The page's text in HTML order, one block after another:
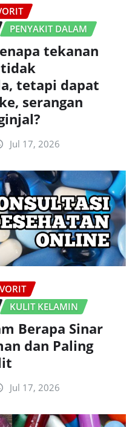
PENYAKIT DALAM
tekanan
tetapi dapat
serangan
Jul 17, 2026
KULIT KELAMIN
Berapa Sinar
dan Paling
Jul 17, 2026